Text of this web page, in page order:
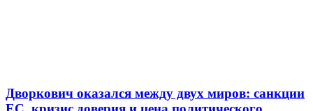
Дворкович оказался между двух миров: санкции